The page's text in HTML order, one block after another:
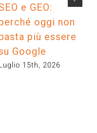
e GEO:
oggi non
più essere
Google
Luglio 15th, 2026